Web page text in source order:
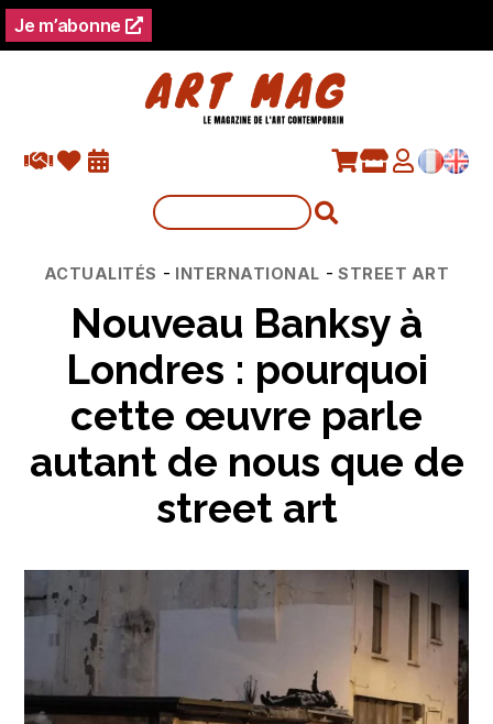
Je m’abonne
Catégories
ACTUALITÉS - INTERNATIONAL -STREET ART
Nouveau Banksy à
Londres : pourquoi
cette œuvre parle
autant de nous que de
street art